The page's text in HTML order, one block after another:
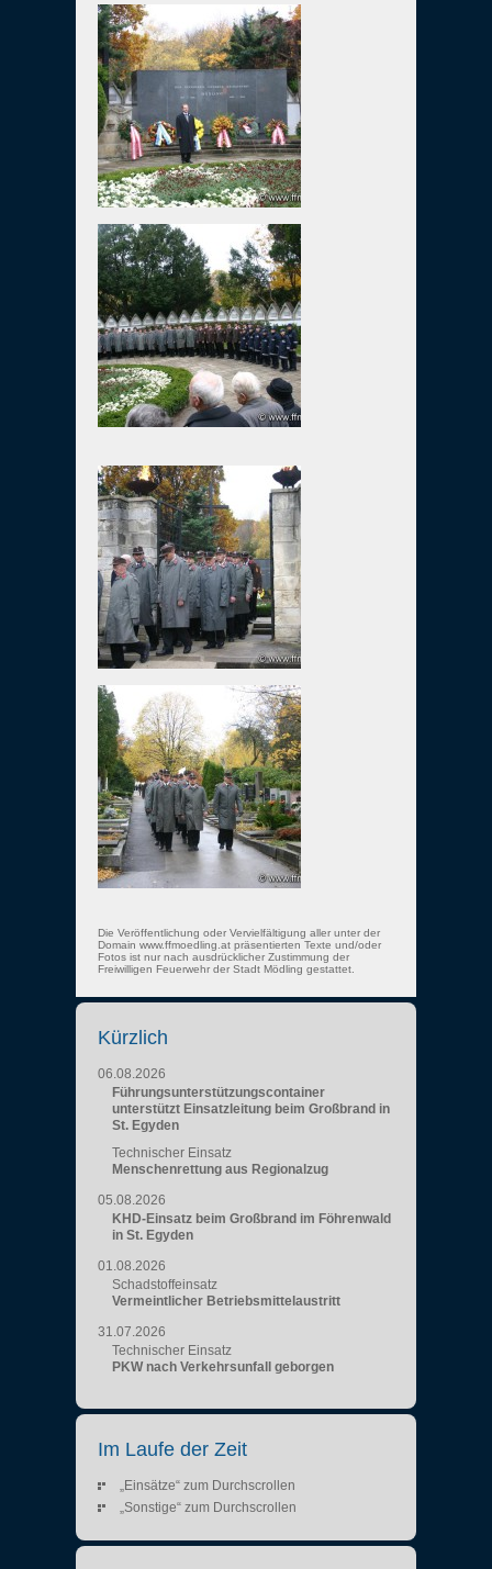
Die Veröffentlichung oder Vervielfältigung aller unter der
Domain www.ffmoedling.at präsentierten Texte und/oder
Fotos ist nur nach ausdrücklicher Zustimmung der
Freiwilligen Feuerwehr der Stadt Mödling gestattet.
Kürzlich
06.08.2026
Führungsunterstützungscontainer
unterstützt Einsatzleitung beim Großbrand in
St. Egyden
Technischer Einsatz
Menschenrettung aus Regionalzug
05.08.2026
KHD-Einsatz beim Großbrand im Föhrenwald
in St. Egyden
01.08.2026
Schadstoffeinsatz
Vermeintlicher Betriebsmittelaustritt
31.07.2026
Technischer Einsatz
PKW nach Verkehrsunfall geborgen
Im Laufe der Zeit
„Einsätze“ zum Durchscrollen
„Sonstige“ zum Durchscrollen